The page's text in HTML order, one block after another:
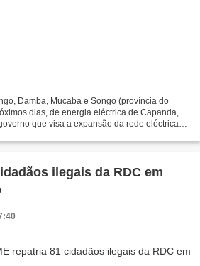
Damba, Mucaba e Songo (província do
dias, de energia eléctrica de Capanda,
que visa a expansão da rede eléctrica
ilegais da RDC em